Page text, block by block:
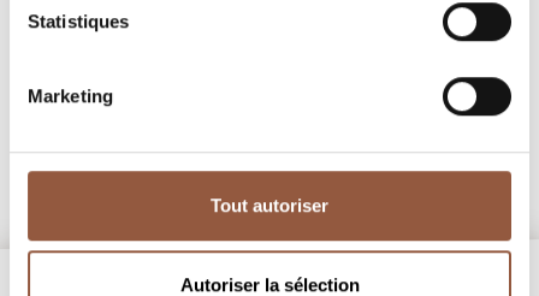
Statistiques
Marketing
Tout autoriser
Autoriser la sélection